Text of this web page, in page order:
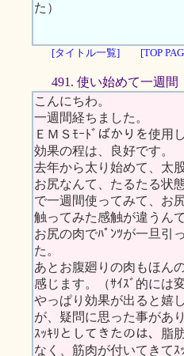
た）
[タイトル一覧]
[TOP
491. 使い始めて一週間
こんにちわ。
一週間経ちました。
ＥＭＳﾓｰﾄﾞばかりを使用
効果の程は、良好です。
去年から太り始めて、太
お尻なんて、たるたる状
で一週間使ってみて、お
触ってみた感触が違うん
お尻の肉でﾊﾟﾝﾂが一旦引
た。
あとお腹廻りの肉もほん
感じます。（ｻｲｽﾞ的には
やっぱり効果が出ると嬉
が、疑問に思った事があり
ｽｯｷﾘとしてきたのは、脂
なく、筋肉が付いてきて